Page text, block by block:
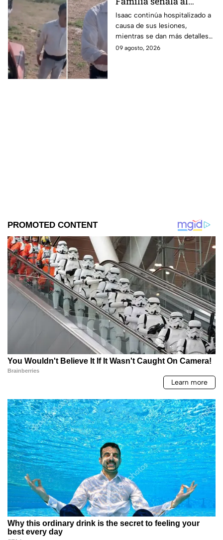
presunto responsable
de at4car a padre e hijo
Isaac continúa hospitalizado a
causa de sus lesiones,
mientras se dan más detalles
sobre el caso.
09 agosto, 2026